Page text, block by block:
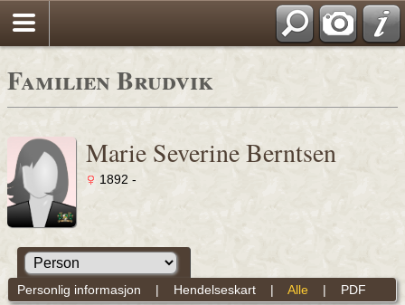
Familien Brudvik
Marie Severine Berntsen
1892 -
Personlig informasjon | Hendelseskart| Alle | PDF